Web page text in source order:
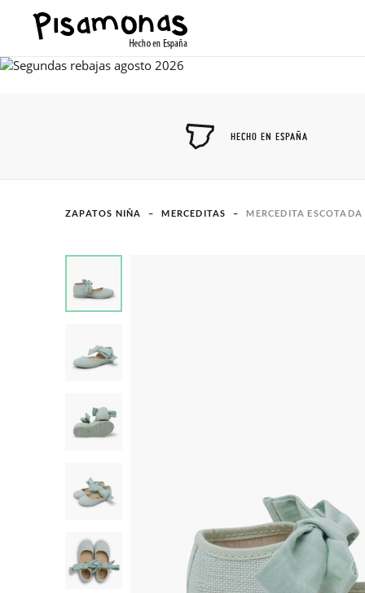
HECHO EN ESPAÑA
ZAPATOS NIÑA MERCEDITAS MERCEDITA